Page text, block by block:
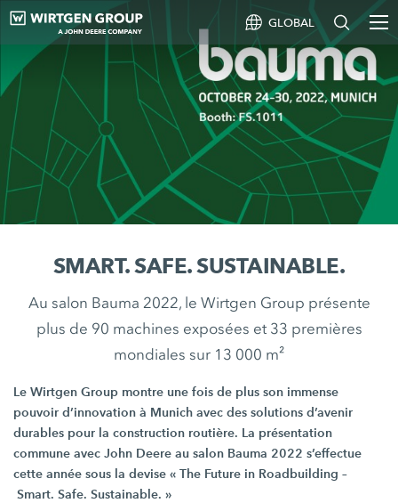
GLOBAL
SMART. SAFE. SUSTAINABLE.
Au salon Bauma 2022, le Wirtgen Group présente
plus de 90 machines exposées et 33 premières
mondiales sur 13 000 m²
LeWirtgen Group montre une fois de plus son immense
pouvoir d’innovation à Munich avec des solutions d’avenir
durables pour la construction routière. La présentation
commune avecJohn Deere au salon Bauma 2022 s’effectue
cette année sous la devise« The Future in Roadbuilding –
Smart. Safe.Sustainable. »